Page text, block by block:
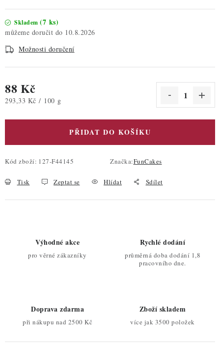
Skladem (7 ks)
10.8.2026
Možnosti doručení
88 Kč
Měrná cena:
293,33 Kč / 100 g
PŘIDAT DO KOŠÍKU
Kód zboží: 127-F44145 Značka:FunCakes
Tisk Zeptat se Hlídat Sdílet
Výhodné akce
pro věrné zákazníky
Rychlé dodání
průměrná doba dodání 1,8
pracovního dne.
Doprava zdarma
při nákupu nad 2500 Kč
Zboží skladem
více jak 3500 položek